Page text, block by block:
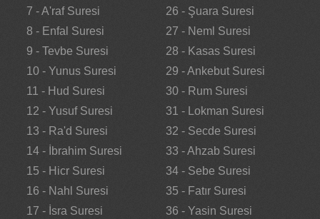
7 - A'raf Suresi
8 - Enfal Suresi
9 - Tevbe Suresi
10 - Yunus Suresi
11 - Hud Suresi
12 - Yusuf Suresi
13 - Ra'd Suresi
14 - İbrahim Suresi
15 - Hicr Suresi
16 - Nahl Suresi
17 - İsra Suresi
26 - Şuara Suresi
27 - Neml Suresi
28 - Kasas Suresi
29 - Ankebut Suresi
30 - Rum Suresi
31 - Lokman Suresi
32 - Secde Suresi
33 - Ahzab Suresi
34 - Sebe Suresi
35 - Fatır Suresi
36 - Yasin Suresi